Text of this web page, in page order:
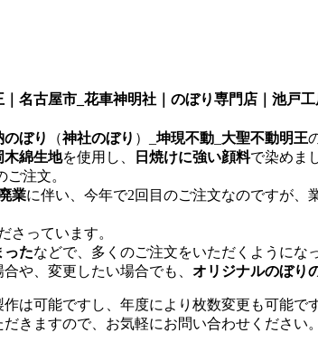
名古屋市_花車神明社｜のぼり専門店｜池戸工
ぼり （神社のぼり ）_ 坤現不動 大聖不動明王
木綿生地を使用し、 日焼けに強い顔料で染めま
注文。
業に伴い、今年で2回目のご注文なのですが、
さっています。
ったなどで、多くのご注文をいただくようにな
や、変更したい場合でも、 オリジナルのぼり
は可能ですし、年度により枚数変更も可能です
きますので、お気軽にお問い合わせください。